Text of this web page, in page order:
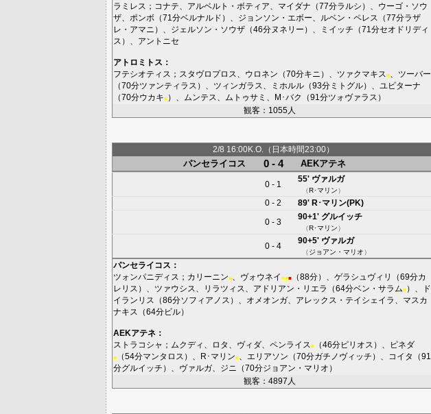
ラミレス ； コナテ アルベルト・ボティア マイダナ （77分ラルシ ）、 ウーゴ・ソウ
ザ
ポンボ （71分ベルナルド ）、 ジョンソン・エボー ルベン・ペレス （77分ラザ
レ・アマニ ）、 ジェルソン・ソウザ （46分ヌネリー ）、 ミイッチ （71分セオドリディ
ス ）、 アントニセ
アトロミトス ：
フテシオティス ； スタヴロプロス ウロネン （70分キニ ）、 ツァクマキス ■
ツーバー
（70分ツァンティラス ）、 ツィンガラス ミホルル （93分 ミトグル）、
ユビターナ
（70分ウカキ■ ）、 ムンテス ムトゥサミ M･バク （91分ツォヴァラス ）
観客：1055人
2/8 16:00K.O.（日本時間23:00）
パンセライコス 0 - 4 AEKアテネ
0 - 1
55' ヴァルガ
（R･マリン）
0 - 2 89' R･マリン(PK)
0 - 3
90+1' グルイッチ
（R･マリン）
0 - 4
90+5' ヴァルガ
（ジョアン・マリオ）
パンセライコス ：
ツォンパニディス ； カリーニン■ ヴォウネイ ■■■ （88分）、 ゲラシュヴィリ （69分カ
レリス ）、 ツァウシス リラツィス アドリアン・リエラ （64分ベン・サラム■ ）、
ド
イランリス
（86分ソフィアノス ）、 オメオンガ アレックス・テイシェイラ
マスカ
ナキス
（64分ビル）
AEKアテネ ：
ストラコシャ ； ムクディ ロタ ヴィダ ペンライス ■ （46分ピリオス ）、 ピネダ
■ （54分マンタロス ）、 R･マリン■ エリアソン （70分ガチノヴィッチ ）、 コイタ
（91
分グルイッチ ）、 ヴァルガ ジニ （70分ジョアン・マリオ ）
観客：4897人